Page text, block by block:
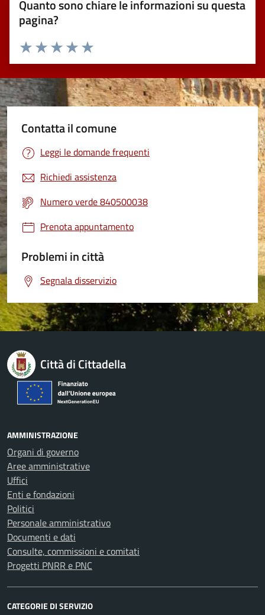
Quanto sono chiare le informazioni su questa
pagina?
Valuta 5 stelle su 5
Valuta 4 stelle su 5
Valuta 3 stelle su 5
Valuta 2 stelle su 5
Valuta 1 stelle su 5
Contatta il comune
Leggi le domande frequenti
Richiedi assistenza
Numero verde 840500038
Prenota appuntamento
Problemi in città
Segnala disservizio
Città di Cittadella
AMMINISTRAZIONE
Organi di governo
Aree amministrative
Uffici
Enti e fondazioni
Politici
Personale amministrativo
Documenti e dati
Consulte, commissioni e comitati
Progetti PNRR e PNC
CATEGORIE DI SERVIZIO